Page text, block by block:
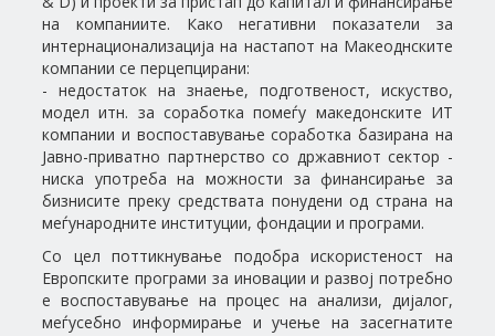
на компаниите. Како негативни показатели за
интернационализација на настапот на Макеоднските
компании се перцепцирани:
- недостаток на знаење, подготвеност, искуство,
модел итн. за соработка помеѓу македонските ИТ
компании и воспоставување соработка базирана на
Јавно-приватно партнерство со државниот сектор -
ниска употреба на можности за финансирање за
бизнисите преку средствата понудени од страна на
меѓународните институции, фондации и програми.
Со цел поттикнување подобра искористеност на
Европските програми за иновации и развој потребно
е воспоставување на процес на анализи, дијалог,
меѓусебно информирање и учење на засегнатите